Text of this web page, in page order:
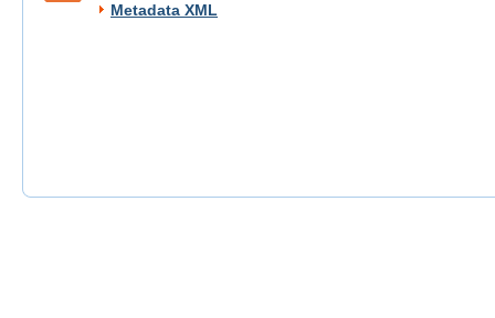
Metadata XML